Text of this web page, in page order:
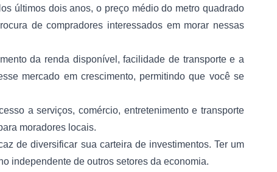
últimos dois anos, o preço médio do metro quadrado
de compradores interessados em morar nessas
da renda disponível, facilidade de transporte e a
mercado em crescimento, permitindo que você se
a serviços, comércio, entretenimento e transporte
moradores locais.
de diversificar sua carteira de investimentos. Ter um
independente de outros setores da economia.